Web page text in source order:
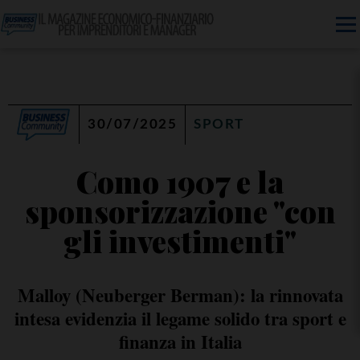
30/07/2025 SPORT
Como 1907 e la
sponsorizzazione "con
gli investimenti"
Malloy (Neuberger Berman): la rinnovata
intesa evidenzia il legame solido tra sport e
finanza in Italia